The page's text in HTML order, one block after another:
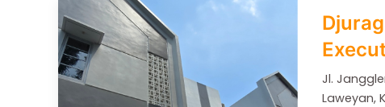
Jl.
Laweyan,